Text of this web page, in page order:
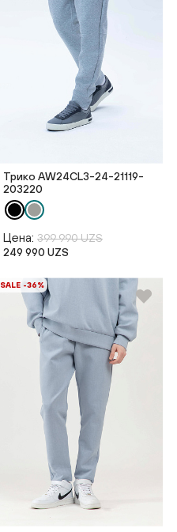
Трико AW24CL3-24-21119-
203220
Цена: 399 990 UZS
249 990 UZS
SALE -36%